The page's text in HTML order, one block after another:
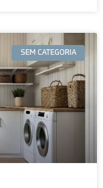
SEM CATEGORIA